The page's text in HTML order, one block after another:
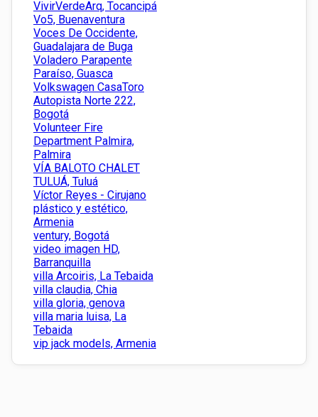
VivirVerdeArq, Tocancipá
Vo5, Buenaventura
Voces De Occidente,
Guadalajara de Buga
Voladero Parapente
Paraíso, Guasca
Volkswagen CasaToro
Autopista Norte 222,
Bogotá
Volunteer Fire
Department Palmira,
Palmira
VÍA BALOTO CHALET
TULUÁ, Tuluá
Víctor Reyes - Cirujano
plástico y estético,
Armenia
ventury, Bogotá
video imagen HD,
Barranquilla
villa Arcoiris, La Tebaida
villa claudia, Chia
villa gloria, genova
villa maria luisa, La
Tebaida
vip jack models, Armenia